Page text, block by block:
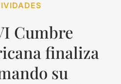
Cumbre
finaliza
su